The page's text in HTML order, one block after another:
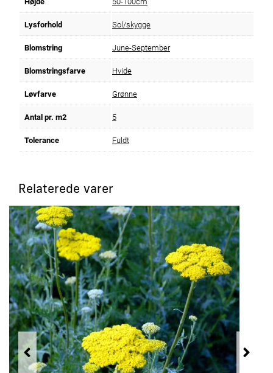
Lysforhold Sol/skygge
Blomstring June-September
Blomstringsfarve Hvide
Løvfarve Grønne
Antal pr. m2 5
Tolerance Fuldt
Relaterede varer